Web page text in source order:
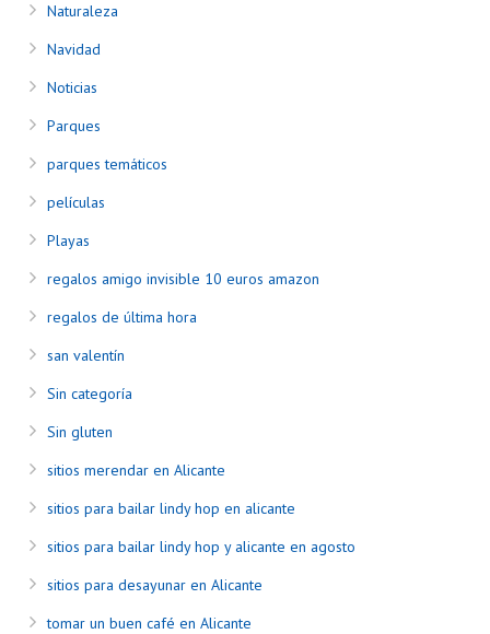
Naturaleza
Navidad
Noticias
Parques
parques temáticos
películas
Playas
regalos amigo invisible 10 euros amazon
regalos de última hora
san valentín
Sin categoría
Sin gluten
sitios merendar en Alicante
sitios para bailar lindy hop en alicante
sitios para bailar lindy hop y alicante en agosto
sitios para desayunar en Alicante
tomar un buen café en Alicante